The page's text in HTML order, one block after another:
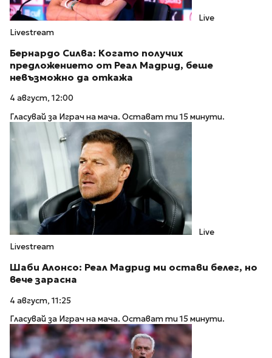
Live
Livestream
Бернардо Силва: Когато получих
предложението от Реал Мадрид, беше
невъзможно да откажа
4 август, 12:00
Гласувай за Играч на мача. Остават ти 15 минути.
Live
Livestream
Шаби Алонсо: Реал Мадрид ми остави белег, но
вече зарасна
4 август, 11:25
Гласувай за Играч на мача. Остават ти 15 минути.